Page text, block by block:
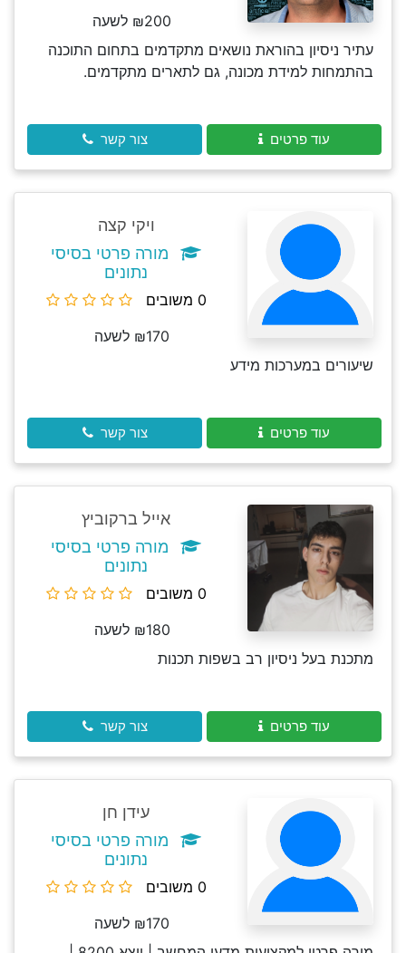
₪200 לשעה
עתיר ניסיון בהוראת נושאים מתקדמים בתחום התוכנה
בהתמחות למידת מכונה, גם לתארים מתקדמים.
עוד פרטים צור קשר
ויקי קצה
מורה פרטי בסיסי
נתונים
0 משובים
₪170 לשעה
שיעורים במערכות מידע
עוד פרטים צור קשר
אייל ברקוביץ
מורה פרטי בסיסי
נתונים
0 משובים
₪180 לשעה
מתכנת בעל ניסיון רב בשפות תכנות
עוד פרטים צור קשר
עידן חן
מורה פרטי בסיסי
נתונים
0 משובים
₪170 לשעה